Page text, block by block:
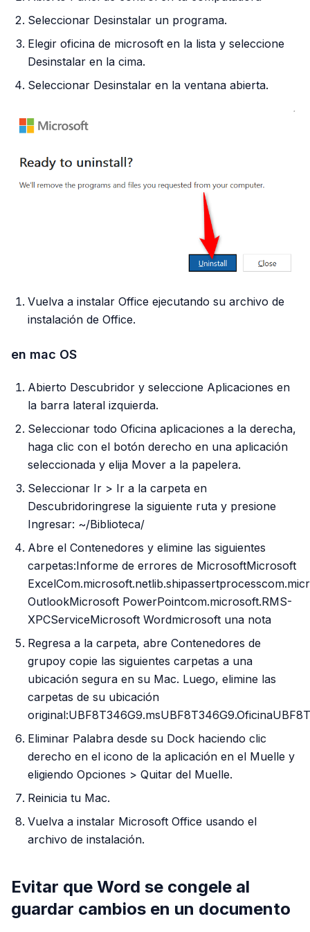
Seleccionar Desinstalar un programa.
Elegir oficina de microsoft en la lista y seleccione
Desinstalar en la cima.
Seleccionar Desinstalar en la ventana abierta.
Vuelva a instalar Office ejecutando su archivo de
instalación de Office.
en mac OS
Abierto Descubridor y seleccione Aplicaciones en
la barra lateral izquierda.
Seleccionar todo Oficina aplicaciones a la derecha,
haga clic con el botón derecho en una aplicación
seleccionada y elija Mover a la papelera.
Seleccionar Ir > Ir a la carpeta en
Descubridoringrese la siguiente ruta y presione
Ingresar: ~/Biblioteca/
Abre el Contenedores y elimine las siguientes
carpetas:Informe de errores de MicrosoftMicrosoft
OutlookMicrosoft PowerPointcom.microsoft.RMS-
XPCServiceMicrosoft Wordmicrosoft una nota
Regresa a la carpeta, abre Contenedores de
grupoy copie las siguientes carpetas a una
ubicación segura en su Mac. Luego, elimine las
carpetas de su ubicación
Eliminar Palabra desde su Dock haciendo clic
derecho en el icono de la aplicación en el Muelle y
eligiendo Opciones > Quitar del Muelle.
Reinicia tu Mac.
Vuelva a instalar Microsoft Office usando el
archivo de instalación.
Evitar que Word se congele al
guardar cambios en un documento